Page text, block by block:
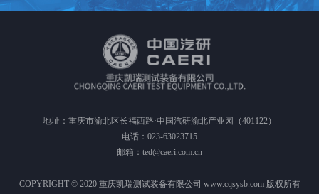
地址：重庆市渝北区长福西路·中国汽研渝北产业园（401122）
电话：023-63023715
邮箱：ted@caeri.com.cn
COPYRIGHT © 2020 重庆凯瑞测试装备有限公司 www.cqsysb.com 版权所有